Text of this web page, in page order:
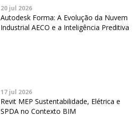
20 jul 2026
Autodesk Forma: A Evolução da Nuvem
Industrial AECO e a Inteligência Preditiva
17 jul 2026
Revit MEP Sustentabilidade, Elétrica e
SPDA no Contexto BIM